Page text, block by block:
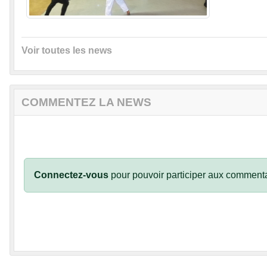
Voir toutes les news
COMMENTEZ LA NEWS
Connectez-vous pour pouvoir participer aux